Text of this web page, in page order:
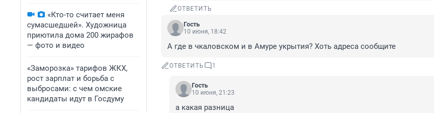
«Кто-то считает меня
сумасшедшей». Художница
приютила дома 200 жирафов
— фото и видео
«Заморозка» тарифов ЖКХ,
рост зарплат и борьба с
выбросами: с чем омские
кандидаты идут в Госдуму
ОТВЕТИТЬ
Гость
10 июня, 18:42
А где в чкаловском и в Амуре укрытия? Хоть адреса сообщите
ОТВЕТИТЬ 1
Гость
10 июня, 21:23
а какая разница